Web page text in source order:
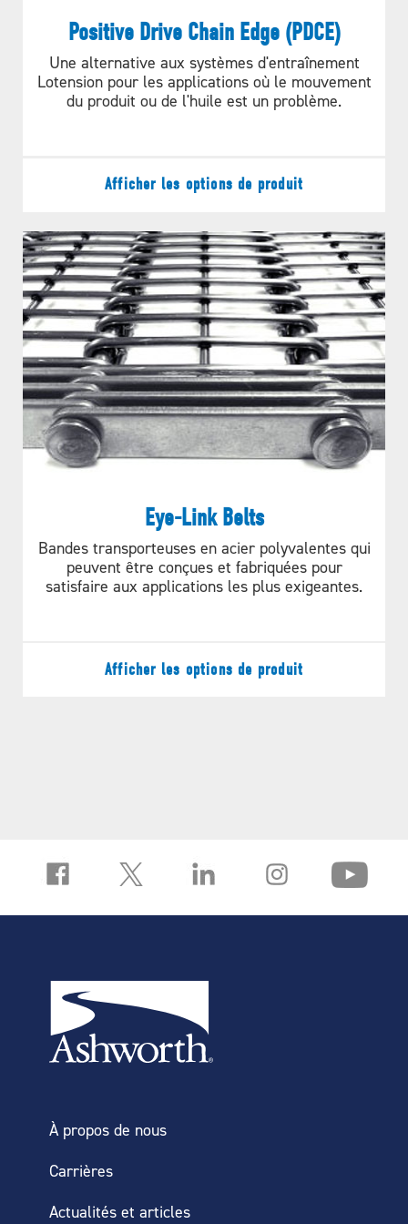
DEMANDER UN DEVIS
Positive Drive Chain Edge (PDCE)
Une alternative aux systèmes d'entraînement
Lotension pour les applications où le mouvement
du produit ou de l'huile est un problème.
Afficher les options de produit
Eye-Link Belts
Bandes transporteuses en acier polyvalentes qui
peuvent être conçues et fabriquées pour
satisfaire aux applications les plus exigeantes.
Afficher les options de produit
À propos de nous
Carrières
Actualités et articles